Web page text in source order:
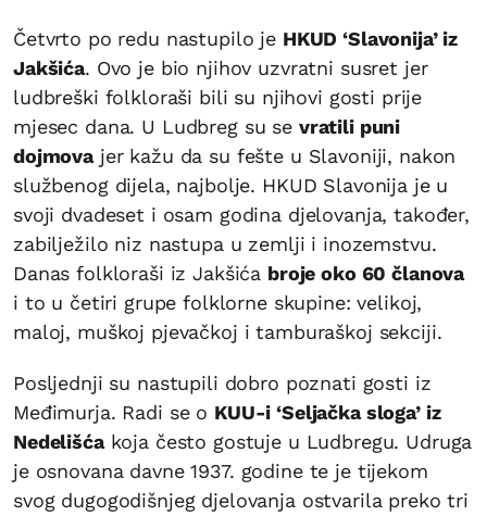
Četvrto po redu nastupilo je HKUD ‘Slavonija’ iz
Jakšića. Ovo je bio njihov uzvratni susret jer
ludbreški folkloraši bili su njihovi gosti prije
mjesec dana. U Ludbreg su se vratili puni
dojmovajer kažu da su fešte u Slavoniji, nakon
službenog dijela, najbolje. HKUD Slavonija je u
svoji dvadeset i osam godina djelovanja, također,
zabilježilo niz nastupa u zemlji i inozemstvu.
Danas folkloraši iz Jakšića broje oko 60 članova
i to u četiri grupe folklorne skupine: velikoj,
maloj, muškoj pjevačkoj i tamburaškoj sekciji.
Posljednji su nastupili dobro poznati gosti iz
Međimurja. Radi se o KUU-i ‘Seljačka sloga’ iz
Nedelišćakoja često gostuje u Ludbregu. Udruga
je osnovana davne 1937. godine te je tijekom
svog dugogodišnjeg djelovanja ostvarila preko tri